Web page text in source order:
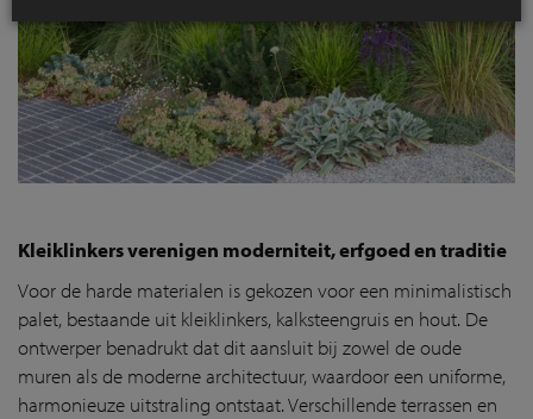
Kleiklinkers verenigen moderniteit, erfgoed en traditie
Voor de harde materialen is gekozen voor een minimalistisch
palet, bestaande uit kleiklinkers, kalksteengruis en hout. De
ontwerper benadrukt dat dit aansluit bij zowel de oude
muren als de moderne architectuur, waardoor een uniforme,
harmonieuze uitstraling ontstaat. Verschillende terrassen en